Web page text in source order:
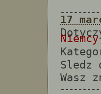
17
Niemcy
Sledz
Wasz